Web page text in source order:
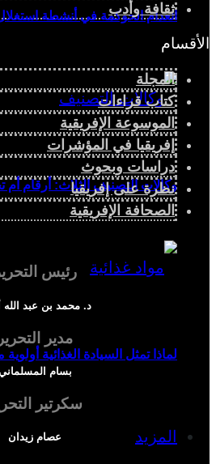
انعدام الحوكمة في أنشطة
وكالات التصنيف الثلاث: أرقام أم
لماذا تمثل السيادة الغذائية
المزيد
ثقافة وأدب
الأقسام
المجلة
كتاب قراءات
الموسوعة الإفريقية
إفريقيا في المؤشرات
دراسات وبحوث
نظرة على إفريقيا
الصحافة الإفريقية
رئيس
د. محمد بن عبد الله
مدير التحرير
بسام
سكرتير
عصام زيدان